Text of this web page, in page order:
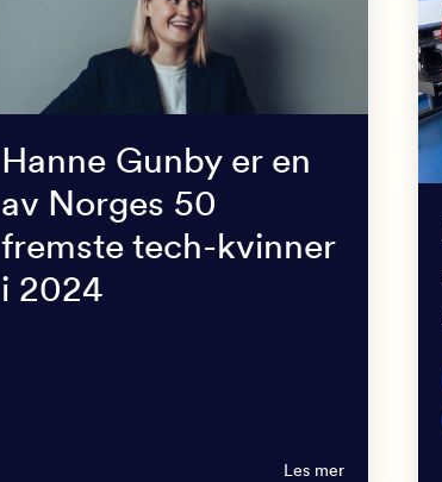
Hanne Gunby er en
av Norges 50
fremste tech-kvinner
i 2024
Les mer